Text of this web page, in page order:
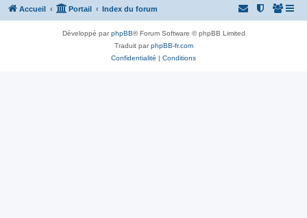
Accueil Portail Index du forum
Développé parphpBB® Forum Software © phpBB Limited
Traduit parphpBB-fr.com
Confidentialité | Conditions